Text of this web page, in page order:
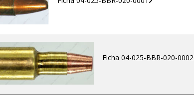
Ficha 04-025-BBR-020-0002